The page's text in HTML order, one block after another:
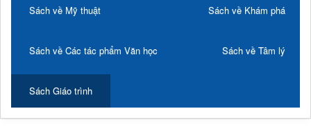
Sách về Mỹ thuật Sách về Khám phá
Sách về Các tác phẩm Văn học Sách về Tâm lý
Sách Giáo trình